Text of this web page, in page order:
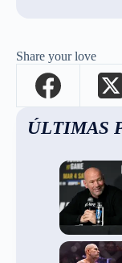
Share your love
ÚLTIMAS